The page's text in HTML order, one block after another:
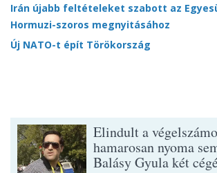
Irán újabb feltételeket szabott az
Hormuzi-szoros megnyitásához
Új NATO-t épít Törökország
Elindult a
hamarosan nyoma
Balásy Gyula két